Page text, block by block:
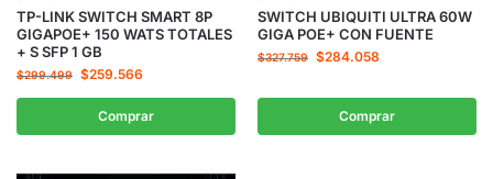
TP-LINK SWITCH SMART 8P
GIGAPOE+ 150 WATS TOTALES
+ S SFP 1 GB
$299.499 $259.566
Comprar
SWITCH UBIQUITI ULTRA 60W
GIGA POE+ CON FUENTE
$327.759 $284.058
Comprar